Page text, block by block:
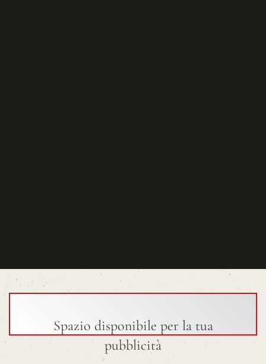
Spazio disponibile per la tua
pubblicità